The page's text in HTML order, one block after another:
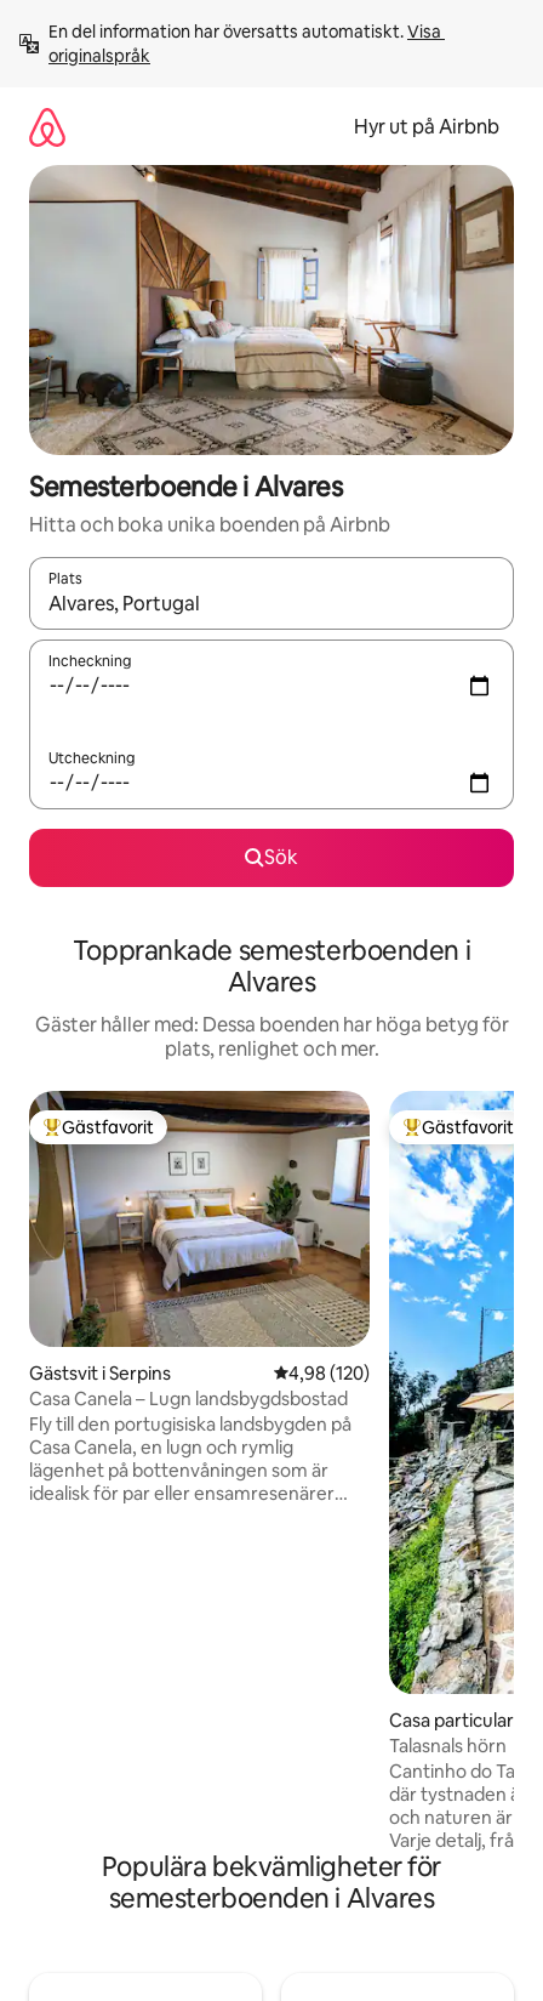
innehåll
En del information har översatts automatiskt. Visa
originalspråk
Hyr ut på Airbnb
Semesterboende i Alvares
Hitta och boka unika boenden på Airbnb
Plats
När resultaten är tillgängliga kan du navigera med upp- och
Incheckning
Utcheckning
Sök
Topprankade semesterboenden i
Alvares
Gäster håller med: Dessa boenden har höga betyg för
plats, renlighet och mer.
Populär gästfavorit
Gästfavorit
Gästsvit i Serpins 4,98 av 5 i genomsnittligt
4,98 (120)
Casa Canela – Lugn landsbygdsbostad
Fly till den portugisiska landsbygden på
Casa Canela, en lugn och rymlig
lägenhet på bottenvåningen som är
idealisk för par eller ensamresenärer
Populär
Gästfavorit
Casa particular i
Talasnals hörn
Cantinho do
där tystnaden är
och naturen är
Varje detalj, från
struktur, träet, till
bidrar till en
välkomnande. Här verkar tiden sakta
Populära bekvämligheter för
semesterboenden i Alvares